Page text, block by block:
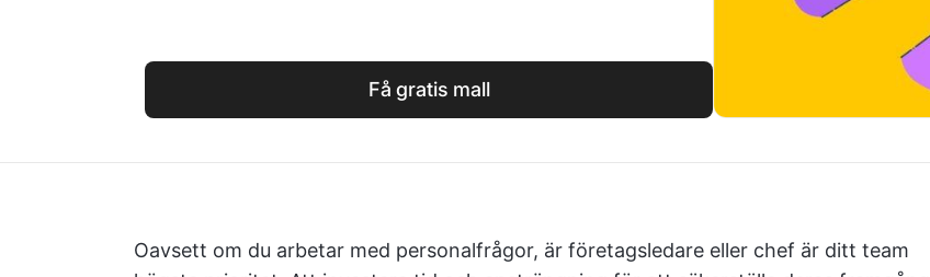
Få gratis mall
Oavsett om du arbetar med personalfrågor, är företagsledare eller chef är ditt team